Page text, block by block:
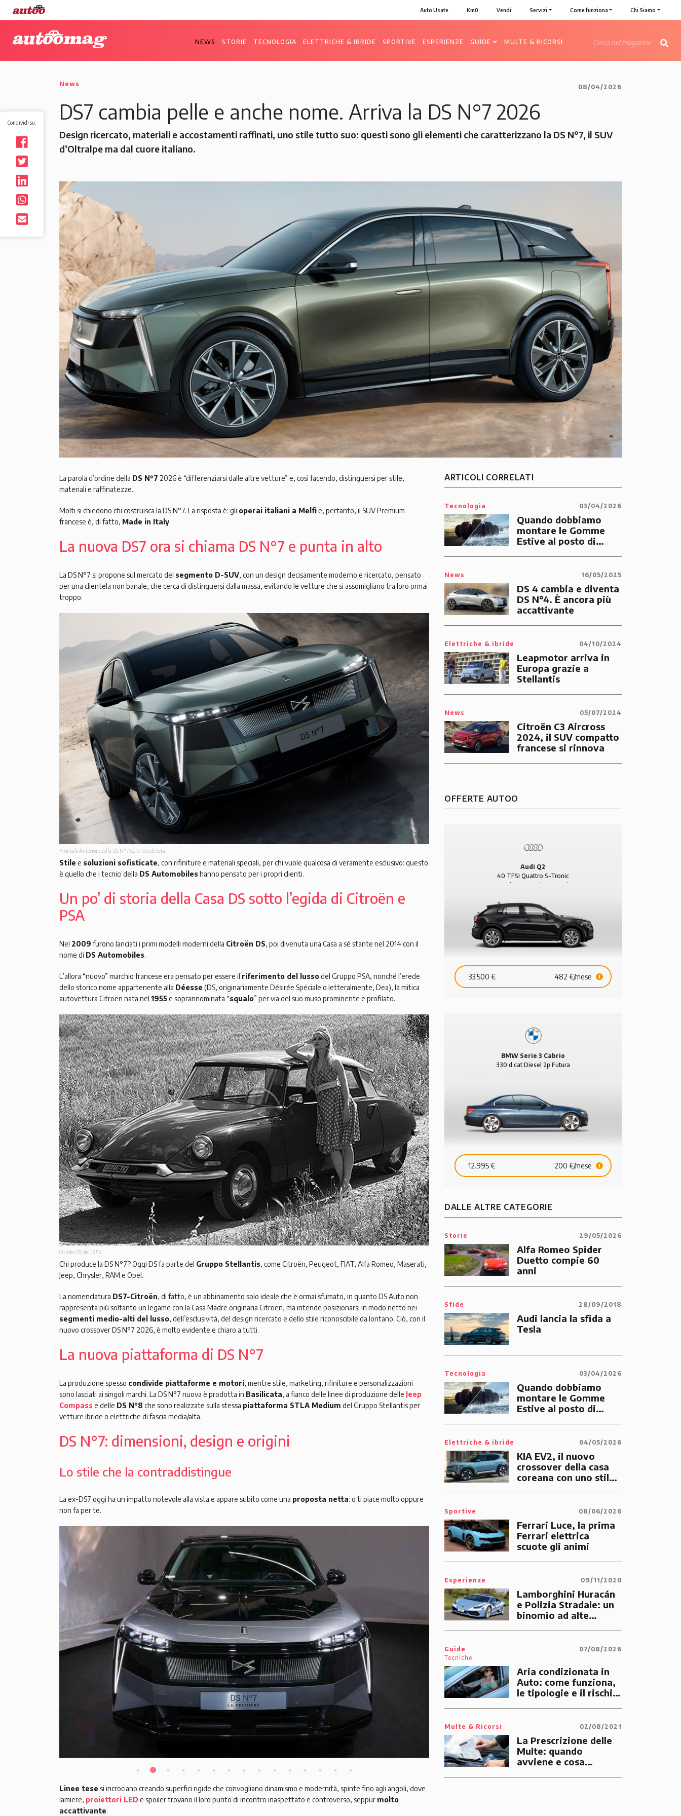
News 08/04/2026
DS7 cambia pelle e anche nome. Arriva la DS N°7 2026
Design ricercato, materiali e accostamenti raffinati, uno stile tutto suo: questi sono gli elementi che caratterizzano la DS N°7, il SUV
d’Oltralpe ma dal cuore italiano.
La parola d’ordine della DS N°7 2026 è “differenziarsi dalle altre vetture” e, così facendo, distinguersi per stile,
materiali e raffinatezze.
Molti si chiedono chi costruisca la DS N°7. La risposta è: gli operai italiani a Melfie, pertanto, il SUV Premium
francese è, di fatto, Made in Italy.
La nuova DS7 ora si chiama DS N°7 e punta in alto
La DS N°7 si propone sul mercato del segmento D-SUV, con un design decisamente moderno e ricercato, pensato
per una clientela non banale, che cerca di distinguersi dalla massa, evitando le vetture che si assomigliano tra loro ormai
troppo.
Frontale Anteriore della DS N°7 Color Verde Seta
Stile e soluzioni sofisticate, con rifiniture e materiali speciali, per chi vuole qualcosa di veramente esclusivo: questo
è quello che i tecnici della DS Automobileshanno pensato per i propri clienti.
Un po’ di storia della Casa DS sotto l’egida di Citroën e
PSA
Nel 2009 furono lanciati i primi modelli moderni della Citroën DS, poi divenuta una Casa a sé stante nel 2014 con il
nome di DS Automobiles.
L’allora “nuovo” marchio francese era pensato per essere il riferimento del lussodel Gruppo PSA, nonché l’erede
dello storico nome appartenente alla Déesse (DS, originariamente Désirée Spéciale o letteralmente, Dea), la mitica
autovettura Citroën nata nel 1955e soprannominata “squalo” per via del suo muso prominente e profilato.
Citroën DS del 1955
Chi produce la DS N°7? Oggi DS fa parte del Gruppo Stellantis, come Citroën, Peugeot, FIAT, Alfa Romeo, Maserati,
Jeep, Chrysler, RAM e Opel.
La nomenclatura DS7-Citroën, di fatto, è un abbinamento solo ideale che è ormai sfumato, in quanto DS Auto non
rappresenta più soltanto un legame con la Casa Madre originaria Citroën, ma intende posizionarsi in modo netto nei
segmenti medio-alti del lusso, dell’esclusività, del design ricercato e dello stile riconoscibile da lontano. Ciò, con il
nuovo crossover DS N°7 2026, è molto evidente e chiaro a tutti.
La nuova piattaforma di DS N°7
La produzione spesso condivide piattaforme e motori, mentre stile, marketing, rifiniture e personalizzazioni
sono lasciati ai singoli marchi. La DS N°7 nuova è prodotta in Basilicata, a fianco delle linee di produzione delle Jeep
Compasse delle DS N°8 che sono realizzate sulla stessa piattaforma STLA Medium del Gruppo Stellantis per
vetture ibride o elettriche di fascia media/alta.
DS N°7: dimensioni, design e origini
Lo stile che la contraddistingue
La ex-DS7 oggi ha un impatto notevole alla vista e appare subito come una proposta netta: o ti piace molto oppure
non fa per te.
Linee tese si incrociano creando superfici rigide che convogliano dinamismo e modernità, spinte fino agli angoli, dove
lamiere, proiettori LED e spoiler trovano il loro punto di incontro inaspettato e controverso, seppur molto
accattivante.
ARTICOLI CORRELATI
Tecnologia 03/04/2026
Quando dobbiamo
montare le Gomme
Estive al posto di
News 16/05/2025
DS 4 cambia e diventa
DS N°4. È ancora più
accattivante
Elettriche & ibride 04/10/2024
Leapmotor arriva in
Europa grazie a
Stellantis
News 05/07/2024
Citroën C3 Aircross
2024, il SUV compatto
francese si rinnova
OFFERTE AUTOO
Audi Q2
40 TFSI Quattro S-Tronic
Benzina 5p Business Desig
33.500 € 482 €/mese
BMW Serie 3 Cabrio
330 d cat Diesel 2p Futura
12.995 € 200 €/mese
DALLE ALTRE CATEGORIE
Storie 29/05/2026
Alfa Romeo Spider
Duetto compie 60
anni
Sfide 28/09/2018
Audi lancia la sfida a
Tesla
Tecnologia 03/04/2026
Quando dobbiamo
montare le Gomme
Estive al posto di
Elettriche & ibride 04/05/2026
KIA EV2, il nuovo
crossover della casa
coreana con uno stile
Sportive 08/06/2026
Ferrari Luce, la prima
Ferrari elettrica
scuote gli animi
Esperienze 09/11/2020
Lamborghini Huracán
e Polizia Stradale: un
binomio ad alte
Guide
Tecniche
07/08/2026
Aria condizionata in
Auto: come funziona,
le tipologie e il rischio
Multe & Ricorsi 02/08/2021
La Prescrizione delle
Multe: quando
avviene e cosa
Condividi su:
Auto Usate Km0 Vendi Servizi Come funziona Chi Siamo
NEWS STORIE TECNOLOGIA ELETTRICHE & IBRIDE SPORTIVE ESPERIENZE GUIDE MULTE & RICORSI